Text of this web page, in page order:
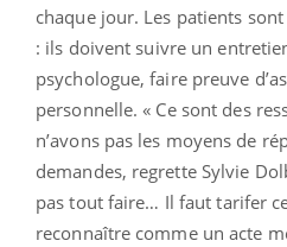
chaque jour. Les patients
: ils doivent suivre un
psychologue, faire preuve
personnelle. « Ce sont des
n’avons pas les moyens de
demandes, regrette Sylvie
pas tout faire… Il faut tarifer
reconnaître comme un acte